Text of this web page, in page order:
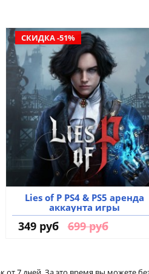
СКИДКА -51%
Lies of P PS4 & PS5 аренда
аккаунта игры
349 руб 699 руб